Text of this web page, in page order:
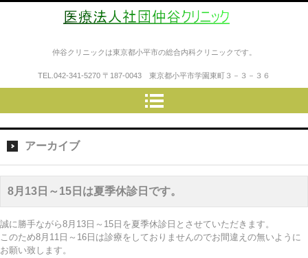
医療法人社団仲谷クリニック
仲谷クリニックは東京都小平市の総合内科クリニックです。
TEL. 042-341-5270 〒187-0043 東京都小平市学園東町３－３－３６
アーカイブ
8月13日～15日は夏季休診日です。
誠に勝手ながら8月13日～15日を夏季休診日とさせていただきます。
このため8月11日～16日は診療をしておりませんのでお間違えの無いように
お願い致します。